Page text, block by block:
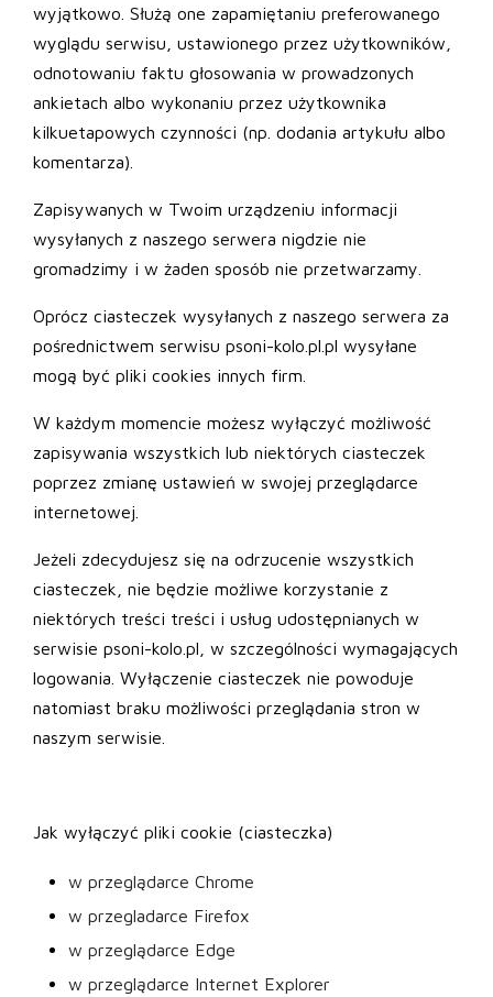
wyjątkowo. Służą one zapamiętaniu preferowanego
wyglądu serwisu, ustawionego przez użytkowników,
odnotowaniu faktu głosowania w prowadzonych
ankietach albo wykonaniu przez użytkownika
kilkuetapowych czynności (np. dodania artykułu albo
komentarza).
Zapisywanych w Twoim urządzeniu informacji
wysyłanych z naszego serwera nigdzie nie
gromadzimy i w żaden sposób nie przetwarzamy.
Oprócz ciasteczek wysyłanych z naszego serwera za
pośrednictwem serwisu psoni-kolo.pl.pl wysyłane
mogą być pliki cookies innych firm.
W każdym momencie możesz wyłączyć możliwość
zapisywania wszystkich lub niektórych ciasteczek
poprzez zmianę ustawień w swojej przeglądarce
internetowej.
Jeżeli zdecydujesz się na odrzucenie wszystkich
ciasteczek, nie będzie możliwe korzystanie z
niektórych treści treści i usług udostępnianych w
serwisie psoni-kolo.pl, w szczególności wymagających
logowania. Wyłączenie ciasteczek nie powoduje
natomiast braku możliwości przeglądania stron w
naszym serwisie.
Jak wyłączyć pliki cookie (ciasteczka)
w przeglądarce Chrome
w przegladarce Firefox
w przeglądarce Edge
w przeglądarce Internet Explorer